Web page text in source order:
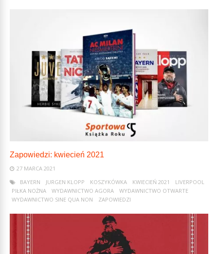
Zapowiedzi: kwiecień 2021
27 MARCA 2021
BAYERN
JURGEN KLOPP KOSZYKÓWKA KWIECIEŃ 2021
LIVERPOOL
PIŁKA NOŻNA
WYDAWNICTWO AGORA
WYDAWNICTWO OTWARTE
WYDAWNICTWO SINE QUA NON
ZAPOWIEDZI